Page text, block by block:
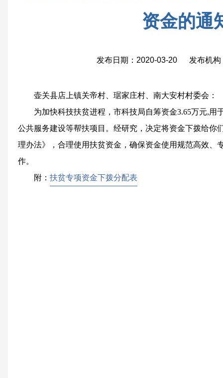
资金的通
发布日期：2020-03-20 发布机构
壶关县店上镇关帝村、琚家庄村、南大安村村委会：
为加快科技扶贫进程，市科技局自筹资金3.65万元,用
公共服务建设等帮扶项目。经研究，决定将资金下拨给你
理办法》，合理使用扶贫资金，确保资金使用规范高效、
作。
附： 扶贫专项资金下拨分配表